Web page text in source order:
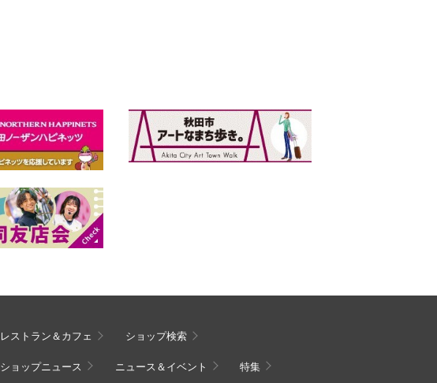
レストラン＆カフェ ショップ検索
ショップニュース ニュース＆イベント 特集